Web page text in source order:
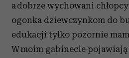
a dobrze wychowani
ogonka dziewczynkom do
edukacji tylko pozornie
W moim gabinecie pojawiają